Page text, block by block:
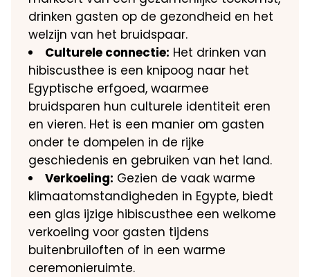
drinken gasten op de gezondheid en het
welzijn van het bruidspaar.
Culturele connectie: Het drinken van
hibiscusthee is een knipoog naar het
Egyptische erfgoed, waarmee
bruidsparen hun culturele identiteit eren
en vieren. Het is een manier om gasten
onder te dompelen in de rijke
geschiedenis en gebruiken van het land.
Verkoeling: Gezien de vaak warme
klimaatomstandigheden in Egypte, biedt
een glas ijzige hibiscusthee een welkome
verkoeling voor gasten tijdens
buitenbruiloften of in een warme
ceremonieruimte.